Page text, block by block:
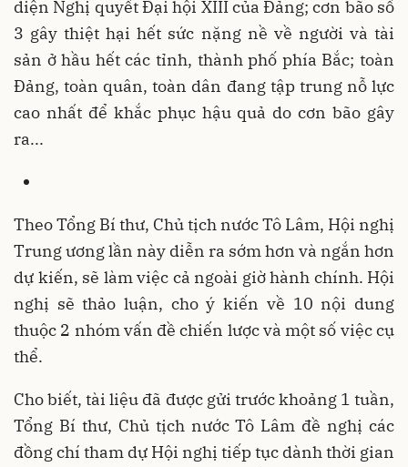
diện Nghị quyết Đại hội XIII của Đảng; cơn bão số
3 gây thiệt hại hết sức nặng nề về người và tài
sản ở hầu hết các tỉnh, thành phố phía Bắc; toàn
Đảng, toàn quân, toàn dân đang tập trung nỗ lực
cao nhất để khắc phục hậu quả do cơn bão gây
ra...
Theo Tổng Bí thư, Chủ tịch nước Tô Lâm, Hội nghị
Trung ương lần này diễn ra sớm hơn và ngắn hơn
dự kiến, sẽ làm việc cả ngoài giờ hành chính. Hội
nghị sẽ thảo luận, cho ý kiến về 10 nội dung
thuộc 2 nhóm vấn đề chiến lược và một số việc cụ
thể.
Cho biết, tài liệu đã được gửi trước khoảng 1 tuần,
Tổng Bí thư, Chủ tịch nước Tô Lâm đề nghị các
đồng chí tham dự Hội nghị tiếp tục dành thời gian